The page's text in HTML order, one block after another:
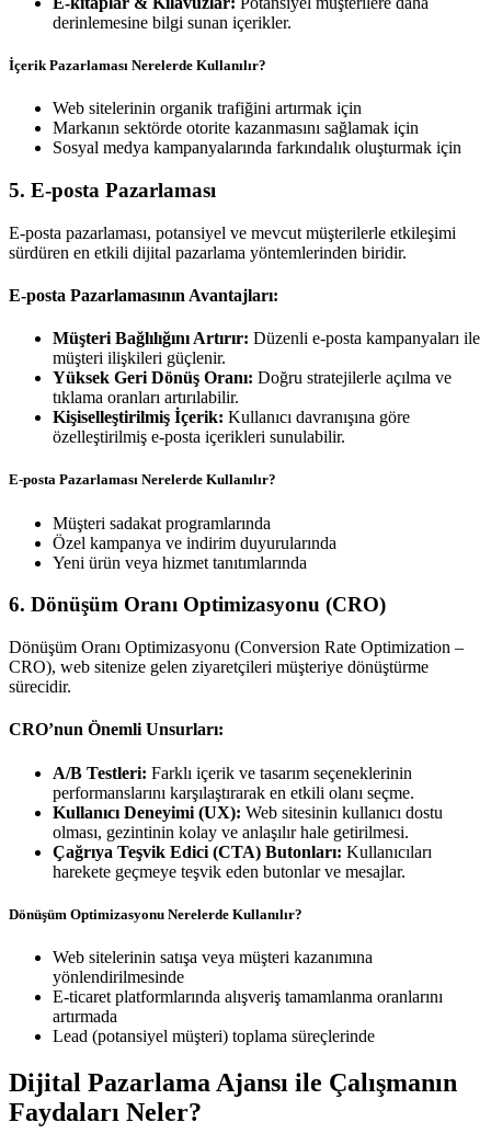
derinlemesine bilgi sunan içerikler.
İçerik Pazarlaması Nerelerde Kullanılır?
Web sitelerinin organik trafiğini artırmak için
Markanın sektörde otorite kazanmasını sağlamak için
Sosyal medya kampanyalarında farkındalık oluşturmak için
5. E-posta Pazarlaması
E-posta pazarlaması, potansiyel ve mevcut müşterilerle etkileşimi
sürdüren en etkili dijital pazarlama yöntemlerinden biridir.
E-posta Pazarlamasının Avantajları:
Müşteri Bağlılığını Artırır: Düzenli e-posta kampanyaları ile
müşteri ilişkileri güçlenir.
Yüksek Geri Dönüş Oranı: Doğru stratejilerle açılma ve
tıklama oranları artırılabilir.
Kişiselleştirilmiş İçerik: Kullanıcı davranışına göre
özelleştirilmiş e-posta içerikleri sunulabilir.
E-posta Pazarlaması Nerelerde Kullanılır?
Müşteri sadakat programlarında
Özel kampanya ve indirim duyurularında
Yeni ürün veya hizmet tanıtımlarında
6. Dönüşüm Oranı Optimizasyonu (CRO)
Dönüşüm Oranı Optimizasyonu (Conversion Rate Optimization –
CRO), web sitenize gelen ziyaretçileri müşteriye dönüştürme
sürecidir.
CRO’nun Önemli Unsurları:
A/B Testleri: Farklı içerik ve tasarım seçeneklerinin
performanslarını karşılaştırarak en etkili olanı seçme.
Kullanıcı Deneyimi (UX): Web sitesinin kullanıcı dostu
olması, gezintinin kolay ve anlaşılır hale getirilmesi.
Çağrıya Teşvik Edici (CTA) Butonları: Kullanıcıları
harekete geçmeye teşvik eden butonlar ve mesajlar.
Dönüşüm Optimizasyonu Nerelerde Kullanılır?
Web sitelerinin satışa veya müşteri kazanımına
yönlendirilmesinde
E-ticaret platformlarında alışveriş tamamlanma oranlarını
artırmada
Lead (potansiyel müşteri) toplama süreçlerinde
Dijital Pazarlama Ajansı ile Çalışmanın
Faydaları Neler?